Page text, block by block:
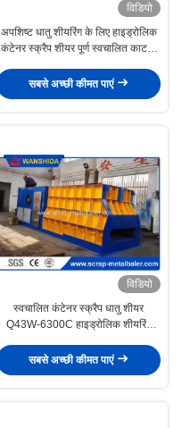
विडियो
अपशिष्ट धातु शीयरिंग के लिए हाइड्रोलिक
कंटेनर स्क्रैप शीयर पूर्ण स्वचालित काटना
सबसे अच्छी कीमत पाएं
विडियो
स्वचालित कंटेनर स्क्रैप धातु शीयर
Q43W-6300C हाइड्रोलिक शीयरिंग
सबसे अच्छी कीमत पाएं